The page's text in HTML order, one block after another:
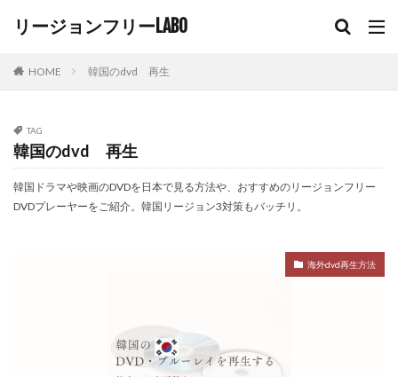
リージョンフリーLABO
HOME 韓国のdvd 再生
TAG
韓国のdvd 再生
韓国ドラマや映画のDVDを日本で見る方法や、おすすめのリージョンフリー
DVDプレーヤーをご紹介。韓国リージョン3対策もバッチリ。
海外dvd再生方法